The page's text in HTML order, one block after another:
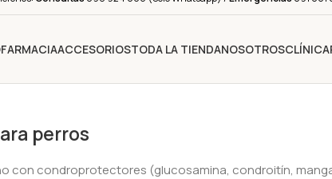
FARMACIAACCESORIOSTODA LA TIENDANOSOTROSCLÍNICA
perros
con condroprotectores (glucosamina, condroitín,